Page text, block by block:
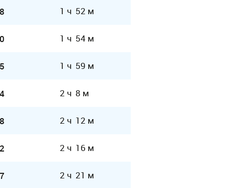
1 ч 52 м
1 ч 54 м
1 ч 59 м
2 ч 8 м
2 ч 12 м
2 ч 16 м
2 ч 21 м